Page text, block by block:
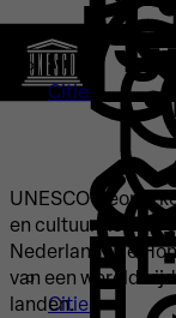
Cities
Cities
UNESCO
en cultuurhistorie
Nederland, De
van een
landen.